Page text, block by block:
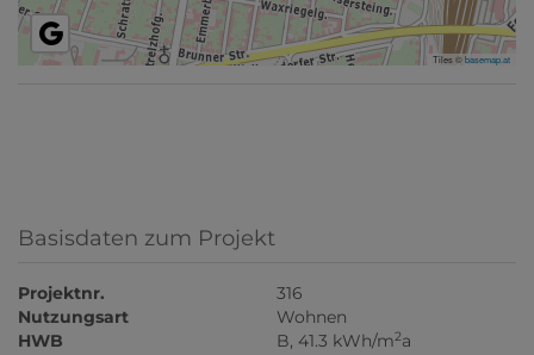
Tiles ©basemap.at
Basisdaten zum Projekt
Projektnr.
316
Nutzungsart
Wohnen
HWB
B, 41.3 kWh/m2a